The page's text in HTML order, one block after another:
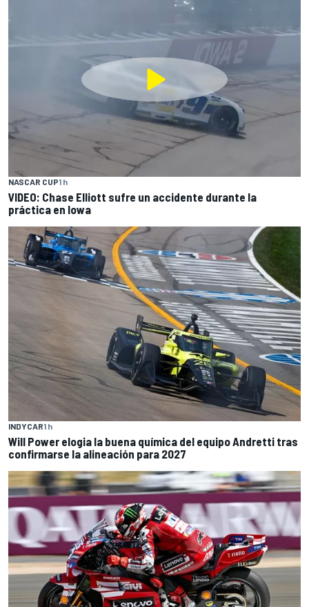
NASCAR CUP1 h
VIDEO: Chase Elliott sufre un accidente durante la
práctica en Iowa
INDYCAR1 h
Will Power elogia la buena química del equipo Andretti tras
confirmarse la alineación para 2027